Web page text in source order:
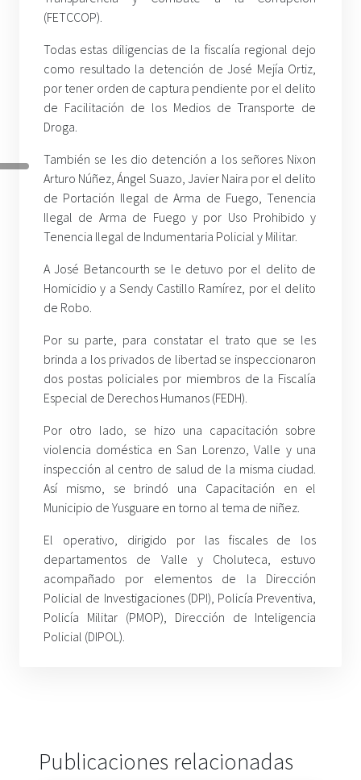
(FETCCOP).
Todas estas diligencias de la fiscalía regional dejo
como resultado la detención de José Mejía Ortiz,
por tener orden de captura pendiente por el delito
de Facilitación de los Medios de Transporte de
Droga.
También se les dio detención a los señores Nixon
Arturo Núñez, Ángel Suazo, Javier Naira por el delito
de Portación Ilegal de Arma de Fuego, Tenencia
Ilegal de Arma de Fuego y por Uso Prohibido y
Tenencia Ilegal de Indumentaria Policial y Militar.
A José Betancourth se le detuvo por el delito de
Homicidio y a Sendy Castillo Ramírez, por el delito
de Robo.
Por su parte, para constatar el trato que se les
brinda a los privados de libertad se inspeccionaron
dos postas policiales por miembros de la Fiscalía
Especial de Derechos Humanos (FEDH).
Por otro lado, se hizo una capacitación sobre
violencia doméstica en San Lorenzo, Valle y una
inspección al centro de salud de la misma ciudad.
Así mismo, se brindó una Capacitación en el
Municipio de Yusguare en torno al tema de niñez.
El operativo, dirigido por las fiscales de los
departamentos de Valle y Choluteca, estuvo
acompañado por elementos de la Dirección
Policial de Investigaciones (DPI), Policía Preventiva,
Policía Militar (PMOP), Dirección de Inteligencia
Policial (DIPOL).
Publicaciones relacionadas